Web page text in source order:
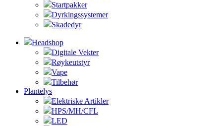
Startpakker
Dyrkingssystemer
Skadedyr
Headshop
Digitale Vekter
Røykeutstyr
Vape
Tilbehør
Plantelys
Elektriske Artikler
HPS/MH/CFL
LED